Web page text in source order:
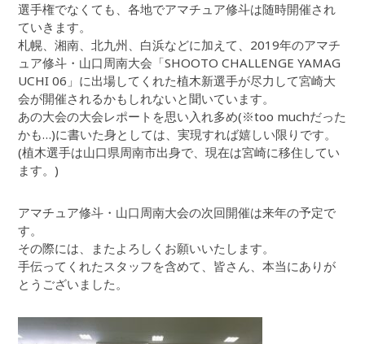
選手権でなくても、各地でアマチュア修斗は随時開催され
ていきます。
札幌、湘南、北九州、白浜などに加えて、2019年のアマチ
ュア修斗・山口周南大会「SHOOTO CHALLENGE YAMAG
UCHI 06」に出場してくれた植木新選手が尽力して宮崎大
会が開催されるかもしれないと聞いています。
あの大会の大会レポートを思い入れ多め(※too muchだった
かも…)に書いた身としては、実現すれば嬉しい限りです。
(植木選手は山口県周南市出身で、現在は宮崎に移住してい
ます。)
アマチュア修斗・山口周南大会の次回開催は来年の予定で
す。
その際には、またよろしくお願いいたします。
手伝ってくれたスタッフを含めて、皆さん、本当にありが
とうございました。